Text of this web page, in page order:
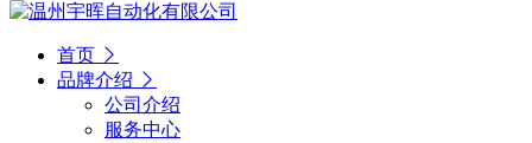
首页
品牌介绍
公司介绍
服务中心